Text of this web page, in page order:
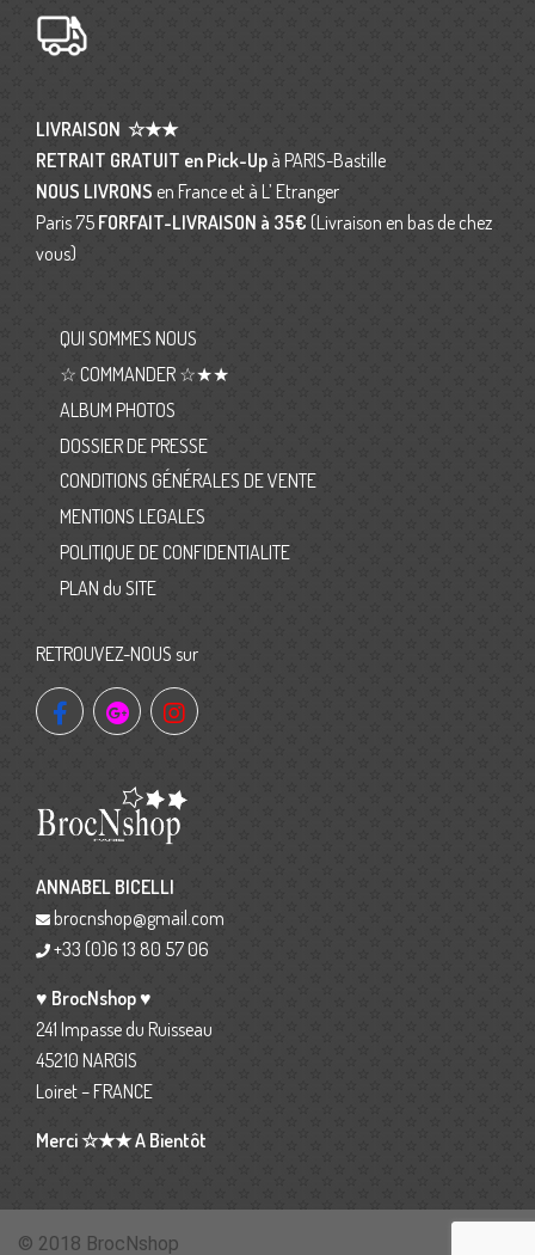
LIVRAISON ☆★★
RETRAIT GRATUIT en Pick-Up à PARIS-Bastille
NOUS LIVRONS en France et à L’ Etranger
Paris 75 FORFAIT-LIVRAISON à 35€ (Livraison en bas de chez
vous)
QUI SOMMES NOUS
☆ COMMANDER ☆★★
ALBUM PHOTOS
DOSSIER DE PRESSE
CONDITIONS GÉNÉRALES DE VENTE
MENTIONS LEGALES
POLITIQUE DE CONFIDENTIALITE
PLAN du SITE
RETROUVEZ-NOUS sur
ANNABEL BICELLI
brocnshop@gmail.com
+33 (0)6 13 80 57 06
♥ BrocNshop ♥
241 Impasse du Ruisseau
45210 NARGIS
Loiret – FRANCE
Merci ☆★★ A Bientôt
© 2018 BrocNshop